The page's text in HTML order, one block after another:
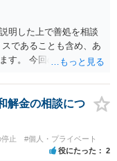
明した上で善処を相談
であることも含め、あ
す。 今回のできごとだ
ご健闘をお祈りいたし
解金の相談につ
止 #個人・プライベート
役にたった 2